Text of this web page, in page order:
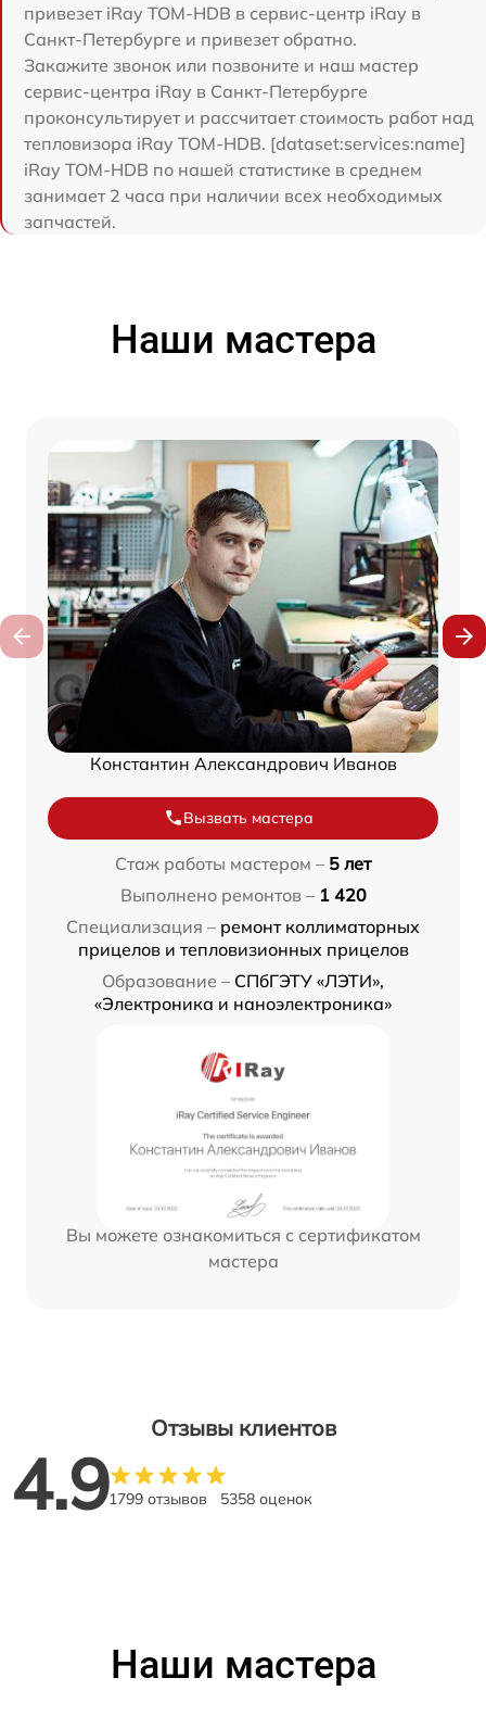
привезет iRay TOM-HDB в сервис-центр iRay в
Санкт-Петербурге и привезет обратно.
Закажите звонок или позвоните и наш мастер
сервис-центра iRay в Санкт-Петербурге
проконсультирует и рассчитает стоимость работ над
тепловизора iRay TOM-HDB. [dataset:services:name]
iRay TOM-HDB по нашей статистике в среднем
занимает 2 часа при наличии всех необходимых
запчастей.
Наши мастера
Константин Александрович Иванов
Вызвать мастера
Стаж работы мастером – 5 лет
Выполнено ремонтов – 1 420
Специализация – ремонт коллиматорных
прицелов и тепловизионных прицелов
Образование – СПбГЭТУ «ЛЭТИ»,
«Электроника и наноэлектроника»
Вы можете ознакомиться с сертификатом
мастера
Отзывы клиентов
4.91799 отзывов 5358 оценок
Наши мастера